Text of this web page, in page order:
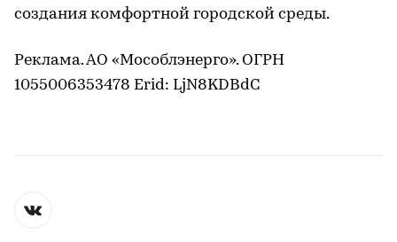
создания комфортной городской среды.
Реклама. АО «Мособлэнерго». ОГРН
1055006353478 Erid: LjN8KDBdC